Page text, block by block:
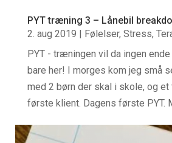
PYT træning 3 – Lånebil
2. aug 2019 | Følelser, Stress,
PYT - træningen vil da ingen ende
bare her! I morges kom jeg små
med 2 børn der skal i skole, og
første klient. Dagens første PYT.